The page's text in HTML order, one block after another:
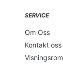
SERVICE
Om Oss
Kontakt oss
Visningsrom